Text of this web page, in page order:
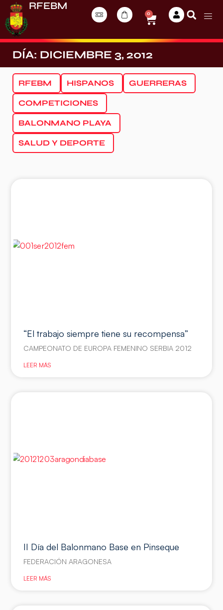
RFEBM
0
DÍA: DICIEMBRE 3, 2012
RFEBM HISPANOS GUERRERAS
COMPETICIONES
BALONMANO PLAYA
SALUD Y DEPORTE
“El trabajo siempre tiene su recompensa”
CAMPEONATO DE EUROPA FEMENINO SERBIA 2012
LEER MÁS
II Día del Balonmano Base en Pinseque
FEDERACIÓN ARAGONESA
LEER MÁS